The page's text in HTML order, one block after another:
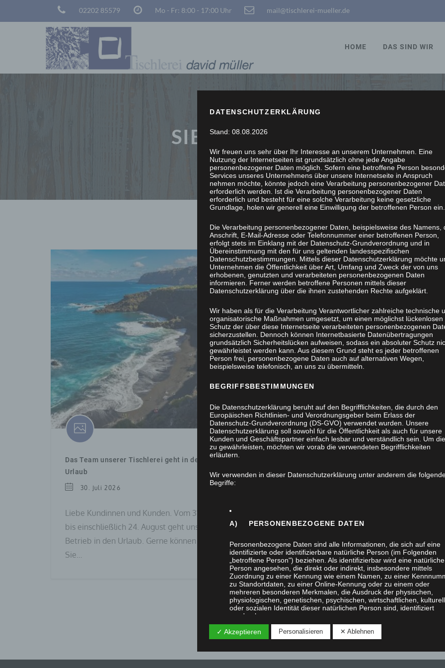
02202 85579 Mo - Fr: 8:00 - 17:00 Uhr mail@tischlerei-mueller.de
HOME DAS SIND WIR
SIE STÖBERN, WIR
Das Team unserer Tischlerei geht in den
Urlaub
30. Juli 2026
Liebe Kundinnen und Kunden. Vom 31. Juli
bis einschließlich 24. August geht unser
Betrieb in den Urlaub. Gerne können
Sie…
zum 13. August 2020
zum 13. August 2020 geht unser Betrieb
in die Ferien. Das Telefon bleibt Montag-
Freitag…
DATENSCHUTZERKLÄRUNG
Stand: 08.08.2026
Wir freuen uns sehr über Ihr Interesse an unserem Unternehmen. Eine
Nutzung der Internetseiten ist grundsätzlich ohne jede Angabe
personenbezogener Daten möglich. Sofern eine betroffene Person
Services unseres Unternehmens über unsere Internetseite in Anspruch
nehmen möchte, könnte jedoch eine Verarbeitung personenbezogener
erforderlich werden. Ist die Verarbeitung personenbezogener Daten
erforderlich und besteht für eine solche Verarbeitung keine gesetzliche
Grundlage, holen wir generell eine Einwilligung der betroffenen Person ein.
Die Verarbeitung personenbezogener Daten, beispielsweise des Namens,
Anschrift, E-Mail-Adresse oder Telefonnummer einer betroffenen Person,
erfolgt stets im Einklang mit der Datenschutz-Grundverordnung und in
Übereinstimmung mit den für uns geltenden landesspezifischen
Datenschutzbestimmungen. Mittels dieser Datenschutzerklärung möchte
Unternehmen die Öffentlichkeit über Art, Umfang und Zweck der von uns
erhobenen, genutzten und verarbeiteten personenbezogenen Daten
informieren. Ferner werden betroffene Personen mittels dieser
Datenschutzerklärung über die ihnen zustehenden Rechte aufgeklärt.
Wir haben als für die Verarbeitung Verantwortlicher zahlreiche technische
organisatorische Maßnahmen umgesetzt, um einen möglichst lückenlosen
Schutz der über diese Internetseite verarbeiteten personenbezogenen
sicherzustellen. Dennoch können Internetbasierte Datenübertragungen
grundsätzlich Sicherheitslücken aufweisen, sodass ein absoluter Schutz
gewährleistet werden kann. Aus diesem Grund steht es jeder betroffenen
Person frei, personenbezogene Daten auch auf alternativen Wegen,
beispielsweise telefonisch, an uns zu übermitteln.
BEGRIFFSBESTIMMUNGEN
Die Datenschutzerklärung beruht auf den Begrifflichkeiten, die durch den
Europäischen Richtlinien- und Verordnungsgeber beim Erlass der
Datenschutz-Grundverordnung (DS-GVO) verwendet wurden. Unsere
Datenschutzerklärung soll sowohl für die Öffentlichkeit als auch für unsere
Kunden und Geschäftspartner einfach lesbar und verständlich sein. Um
zu gewährleisten, möchten wir vorab die verwendeten Begrifflichkeiten
erläutern.
Wir verwenden in dieser Datenschutzerklärung unter anderem die
Begriffe:
A) PERSONENBEZOGENE DATEN
Personenbezogene Daten sind alle Informationen, die sich auf eine
identifizierte oder identifizierbare natürliche Person (im Folgenden
„betroffene Person") beziehen. Als identifizierbar wird eine natürliche
Person angesehen, die direkt oder indirekt, insbesondere mittels
Zuordnung zu einer Kennung wie einem Namen, zu einer
zu Standortdaten, zu einer Online-Kennung oder zu einem oder
mehreren besonderen Merkmalen, die Ausdruck der physischen,
physiologischen, genetischen, psychischen, wirtschaftlichen,
oder sozialen Identität dieser natürlichen Person sind, identifiziert
werden kann.
✓ Akzeptieren Personalisieren ✕ Ablehnen